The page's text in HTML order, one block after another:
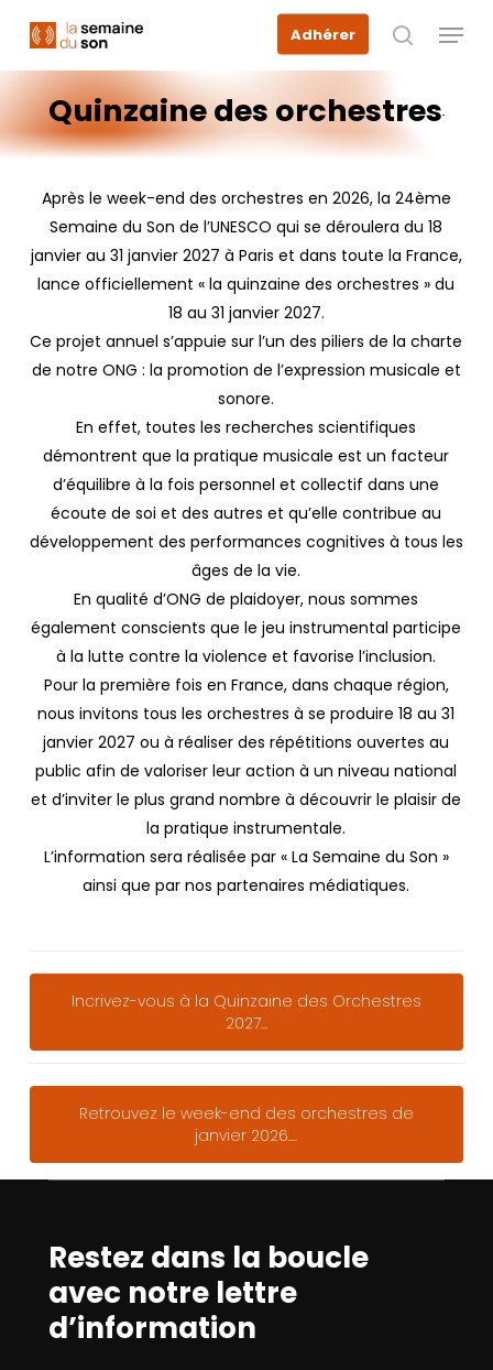
main
content
Adhérer
recherche
Menu
Quinzainedes orchestres
Après le week-end des orchestres en 2026, la 24ème
Semaine du Son de l’UNESCO qui se déroulera du 18
janvier au 31 janvier 2027 à Paris et dans toute la France,
lance officiellement « la quinzaine des orchestres » du
18 au 31 janvier 2027.
Ce projet annuel s’appuie sur l’un des piliers de la charte
de notre ONG : la promotion de l’expression musicale et
sonore.
En effet, toutes les recherches scientifiques
démontrent que la pratique musicale est un facteur
d’équilibre à la fois personnel et collectif dans une
écoute de soi et des autres et qu’elle contribue au
développement des performances cognitives à tous les
âges de la vie.
En qualité d’ONG de plaidoyer, nous sommes
également conscients que le jeu instrumental participe
à la lutte contre la violence et favorise l’inclusion.
Pour la première fois en France, dans chaque région,
nous invitons tous les orchestres à se produire 18 au 31
janvier 2027 ou à réaliser des répétitions ouvertes au
public afin de valoriser leur action à un niveau national
et d’inviter le plus grand nombre à découvrir le plaisir de
la pratique instrumentale.
L’information sera réalisée par « La Semaine du Son »
ainsi que par nos partenaires médiatiques.
Incrivez-vous à la Quinzaine des Orchestres
2027...
Retrouvez le week-end des orchestres de
janvier 2026....
Restez dans la boucle
avec notre lettre
d’information